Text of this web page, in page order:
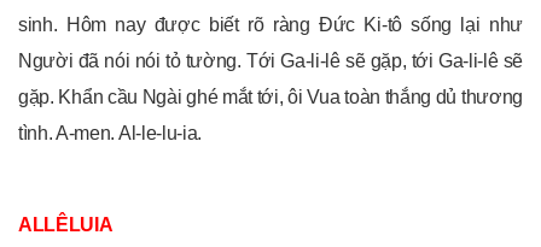
sinh. Hôm nay được biết rõ ràng Đức Ki-tô sống lại như
Người đã nói nói tỏ tường. Tới Ga-li-lê sẽ gặp, tới Ga-li-lê sẽ
gặp. Khẩn cầu Ngài ghé mắt tới, ôi Vua toàn thắng dủ thương
tình. A-men. Al-le-lu-ia.
ALLÊLUIA